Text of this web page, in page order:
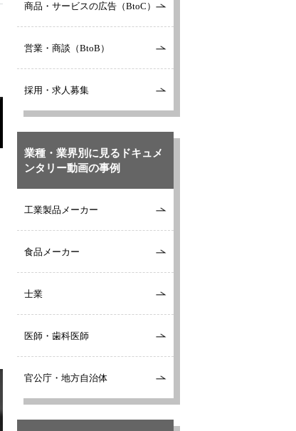
商品・サービスの広告（BtoC）
営業・商談（BtoB）
採用・求人募集
業種・業界別に見るドキュメ
ンタリー動画の事例
工業製品メーカー
食品メーカー
士業
医師・歯科医師
官公庁・地方自治体